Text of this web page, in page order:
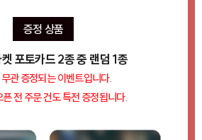
증정 상품
포토카드 2종 중 랜덤 1종
관 증정되는 이벤트입니다.
전 주문 건도 특전 증정됩니다.